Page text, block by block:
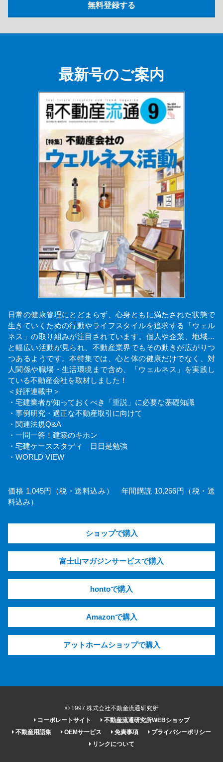
最新号のご案内
日常の健康管理にとどまらず、心身ともに満たされた状態で
生きていくための行動やライフスタイルを追求する「ウェル
ネス」の取り組みが注目されています。個人や企業、地域…
と幅広い活動が見られ、不動産業界でもその動きが広がりつ
つあるようです。本特集では、心と体の健康だけでなく、対
人関係や職場・生活環境まで含め、「ウェルネス」を実践し
ている不動産会社を取材しました！
＜好評連載中＞
・宅建業者が知っておくべき「重説」に必要な基礎知識
・事例研究・適正な不動産取引に向けて
・関連法規Q&A
・一問一答！建築のキホン
・宅建ケーススタディ 日日是勉強
・WORLD VIEW
価格 1,045円（税・送料込み） 年間購読 10,266円（税・送
料込み）
ショップで購入
富士山マガジンサービスで購入
hontoで購入
Amazonで購入
アットホームショップで購入
© 1997 株式会社不動産流通研究所
コーポレートサイト
不動産流通研究所WEBショップ
不動産用語集
OEMサービス 免責事項
プライバシーポリシー
リンクについて